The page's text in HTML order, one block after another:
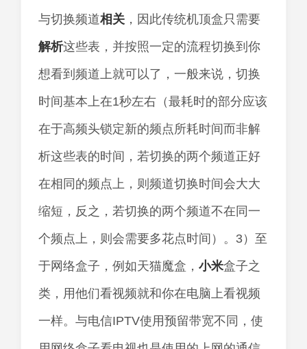
与切换频道相关 ，因此传统机顶盒只需要
解析这些表，并按照一定的流程切换到你
想看到频道上就可以了，一般来说，切换
时间基本上在1秒左右（最耗时的部分应该
在于高频头锁定新的频点所耗时间而非解
析这些表的时间，若切换的两个频道正好
在相同的频点上，则频道切换时间会大大
缩短，反之，若切换的两个频道不在同一
个频点上，则会需要多花点时间）。3）至
于网络盒子，例如天猫魔盒， 小米盒子之
类，用他们看视频就和你在电脑上看视频
一样。与电信IPTV使用预留带宽不同，使